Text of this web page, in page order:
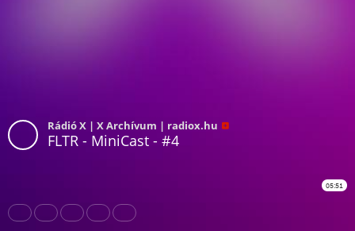
Rádió X | X Archívum | radiox.hu
FLTR - MiniCast - #4
05:51
Share Like Repost